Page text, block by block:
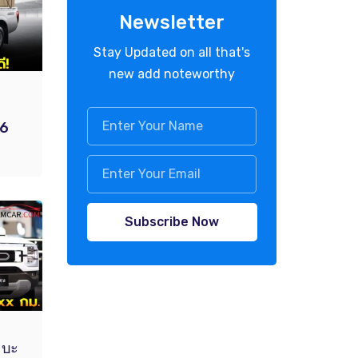
ะ
Newsletter
Stay Updated on all that's
new add noteworthy
Subscribe Now